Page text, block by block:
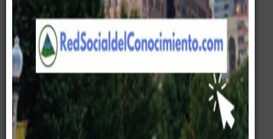
Guía para conseguir Entrenamiento Ejecutivo Efectivo.
Lee cuidadosamente cada uno de los artículos presentados.
Filtrar
Cantidad